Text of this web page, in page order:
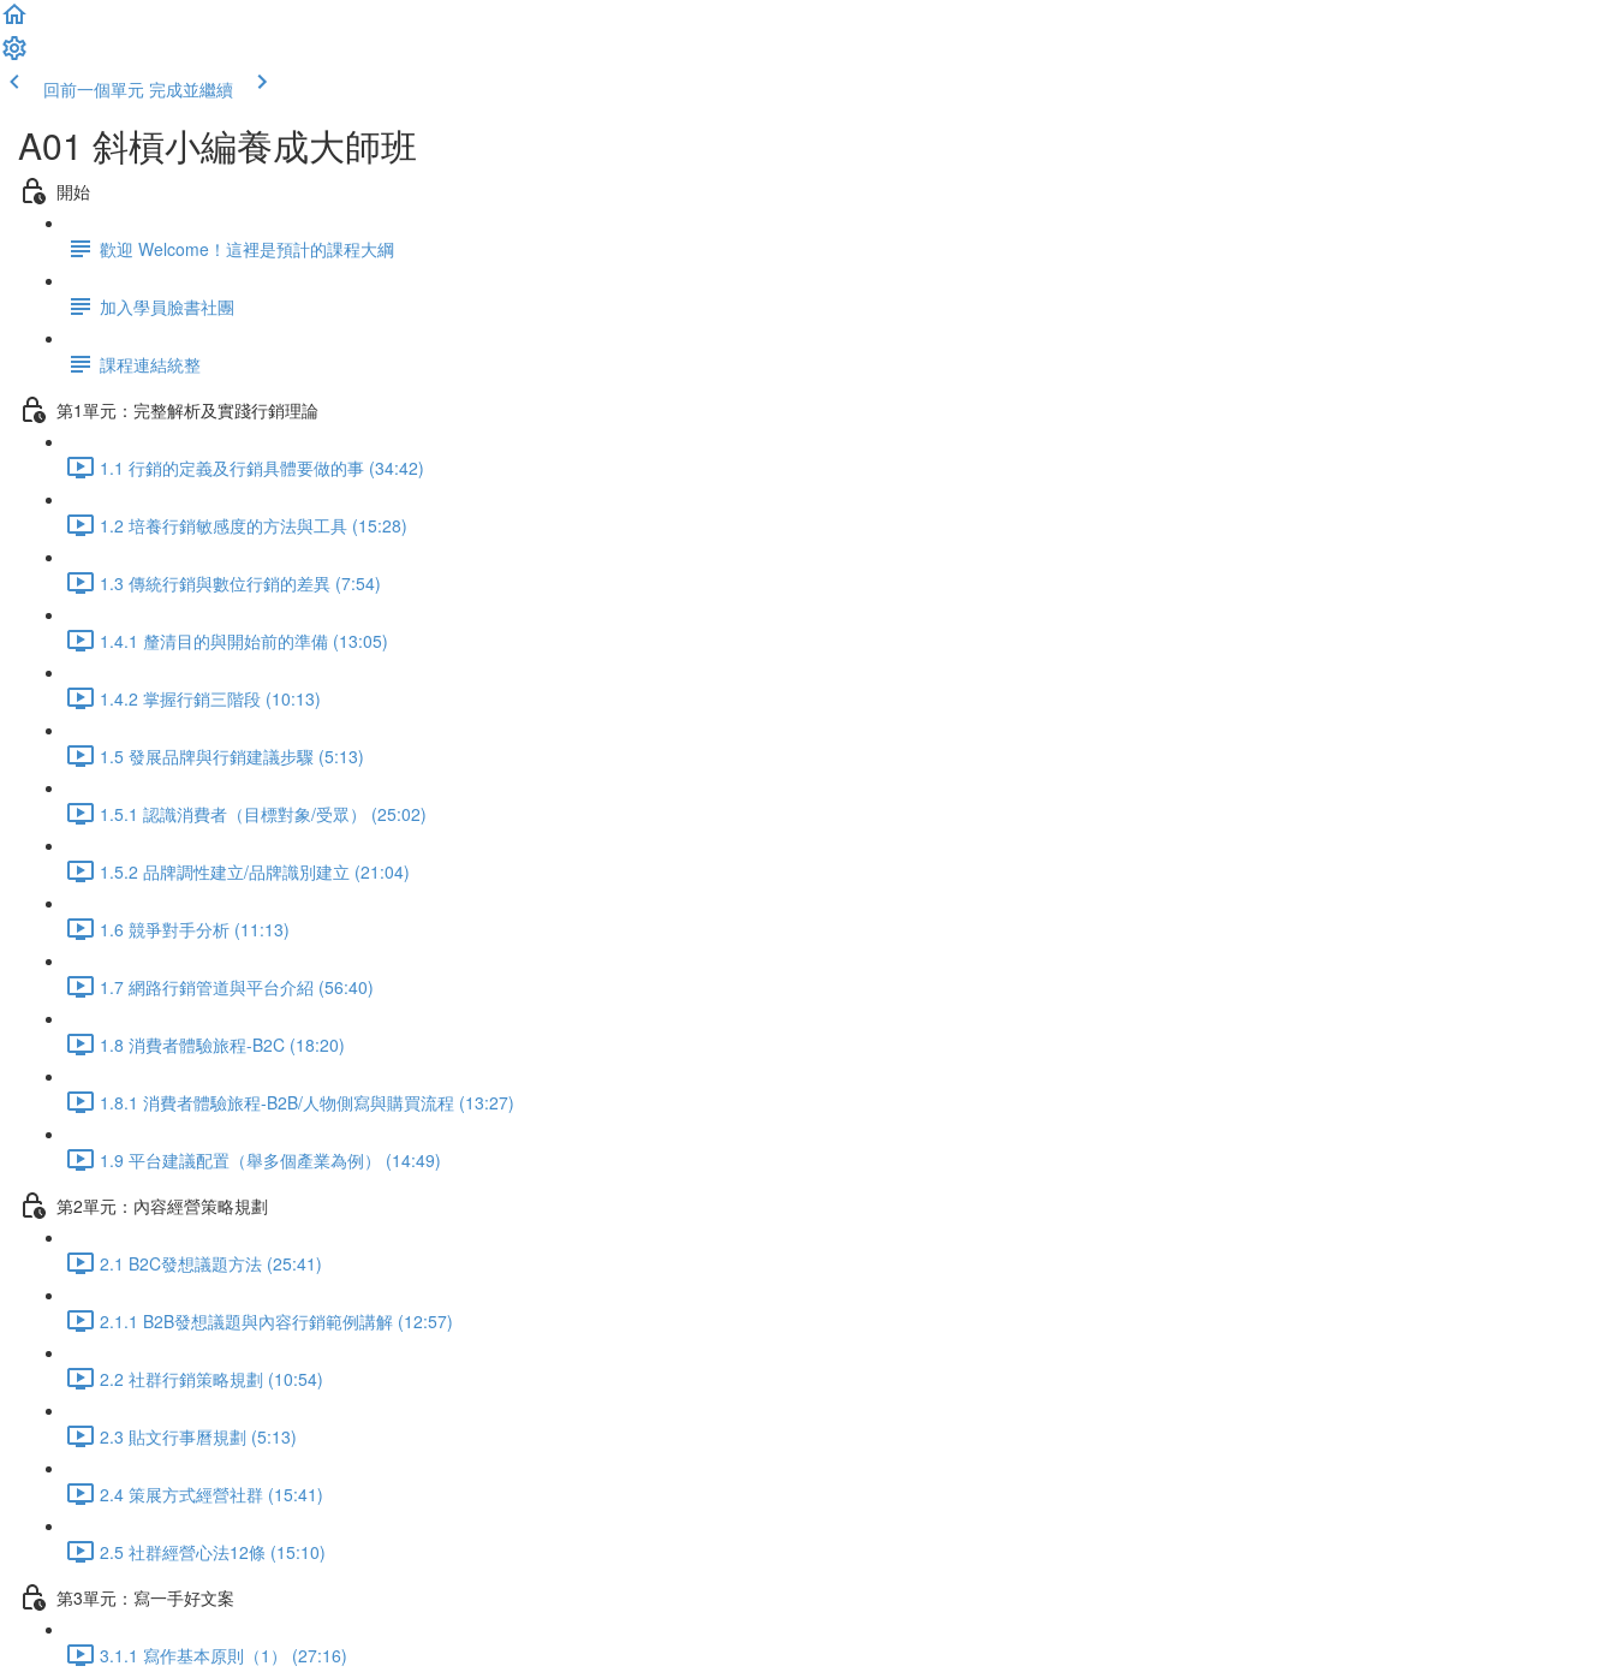
回前一個單元 完成並繼續
A01 斜槓小編養成大師班
開始
歡迎 Welcome！這裡是預計的課程大綱
加入學員臉書社團
課程連結統整
第1單元：完整解析及實踐行銷理論
1.1 行銷的定義及行銷具體要做的事 (34:42)
1.2 培養行銷敏感度的方法與工具 (15:28)
1.3 傳統行銷與數位行銷的差異 (7:54)
1.4.1 釐清目的與開始前的準備 (13:05)
1.4.2 掌握行銷三階段 (10:13)
1.5 發展品牌與行銷建議步驟 (5:13)
1.5.1 認識消費者（目標對象/受眾） (25:02)
1.5.2 品牌調性建立/品牌識別建立 (21:04)
1.6 競爭對手分析 (11:13)
1.7 網路行銷管道與平台介紹 (56:40)
1.8 消費者體驗旅程-B2C (18:20)
1.8.1 消費者體驗旅程-B2B/人物側寫與購買流程 (13:27)
1.9 平台建議配置（舉多個產業為例） (14:49)
第2單元：內容經營策略規劃
2.1 B2C發想議題方法 (25:41)
2.1.1 B2B發想議題與內容行銷範例講解 (12:57)
2.2 社群行銷策略規劃 (10:54)
2.3 貼文行事曆規劃 (5:13)
2.4 策展方式經營社群 (15:41)
2.5 社群經營心法12條 (15:10)
第3單元：寫一手好文案
3.1.1 寫作基本原則（1） (27:16)